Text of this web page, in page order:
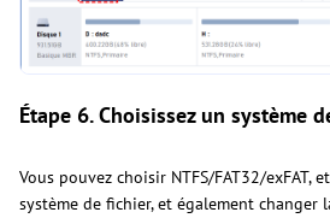
Étape 6.Choisissez un système
Vous pouvez choisir NTFS/FAT32/exFAT,
système de fichier, et également changer